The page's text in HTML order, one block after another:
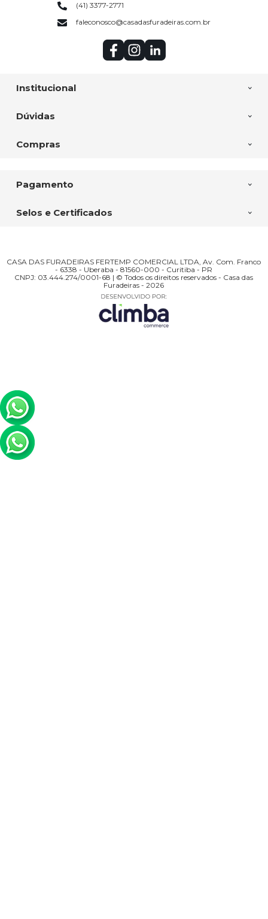
Institucional
Dúvidas
Compras
(41) 3377-2771
faleconosco@casadasfuradeiras.com.br
Pagamento
Selos e Certificados
CASA DAS FURADEIRAS FERTEMP COMERCIAL LTDA, Av. Com. Franco
- 6338 - Uberaba - 81560-000 - Curitiba - PR
CNPJ: 03.444.274/0001-68 | © Todos os direitos reservados - Casa das
Furadeiras - 2026